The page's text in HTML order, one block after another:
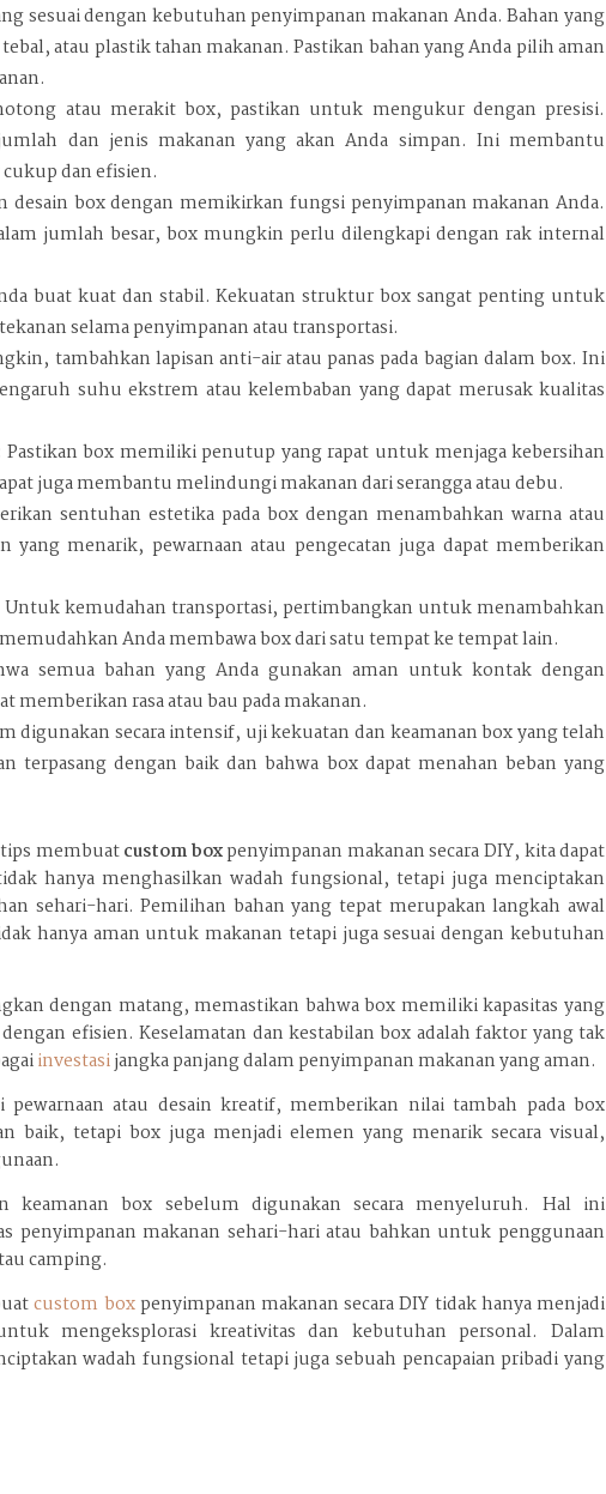
sesuai dengan kebutuhan penyimpanan makanan Anda. Bahan yang
atau plastik tahan makanan. Pastikan bahan yang Anda pilih aman
atau merakit box, pastikan untuk mengukur dengan presisi.
dan jenis makanan yang akan Anda simpan. Ini membantu
dan efisien.
desain box dengan memikirkan fungsi penyimpanan makanan Anda.
jumlah besar, box mungkin perlu dilengkapi dengan rak internal
buat kuat dan stabil. Kekuatan struktur box sangat penting untuk
selama penyimpanan atau transportasi.
tambahkan lapisan anti-air atau panas pada bagian dalam box. Ini
suhu ekstrem atau kelembaban yang dapat merusak kualitas
Pastikan box memiliki penutup yang rapat untuk menjaga kebersihan
juga membantu melindungi makanan dari serangga atau debu.
sentuhan estetika pada box dengan menambahkan warna atau
yang menarik, pewarnaan atau pengecatan juga dapat memberikan
Untuk kemudahan transportasi, pertimbangkan untuk menambahkan
Anda membawa box dari satu tempat ke tempat lain.
semua bahan yang Anda gunakan aman untuk kontak dengan
memberikan rasa atau bau pada makanan.
digunakan secara intensif, uji kekuatan dan keamanan box yang telah
terpasang dengan baik dan bahwa box dapat menahan beban yang
membuatcustom boxpenyimpanan makanan secara DIY, kita dapat
hanya menghasilkan wadah fungsional, tetapi juga menciptakan
sehari-hari. Pemilihan bahan yang tepat merupakan langkah awal
hanya aman untuk makanan tetapi juga sesuai dengan kebutuhan
dengan matang, memastikan bahwa box memiliki kapasitas yang
efisien. Keselamatan dan kestabilan box adalah faktor yang tak
investasijangka panjang dalam penyimpanan makanan yang aman.
pewarnaan atau desain kreatif, memberikan nilai tambah pada box
baik, tetapi box juga menjadi elemen yang menarik secara visual,
box sebelum digunakan secara menyeluruh. Hal ini
penyimpanan makanan sehari-hari atau bahkan untuk penggunaan
camping.
custom boxpenyimpanan makanan secara DIY tidak hanya menjadi
mengeksplorasi kreativitas dan kebutuhan personal. Dalam
wadah fungsional tetapi juga sebuah pencapaian pribadi yang